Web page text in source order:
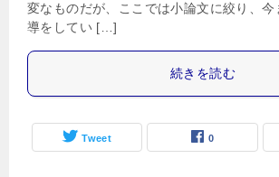
変なものだが、ここでは小論文に絞り、
導をしてい […]
続きを読む
Tweet 0